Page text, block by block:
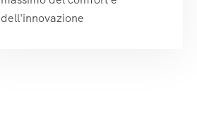
dell'innovazione